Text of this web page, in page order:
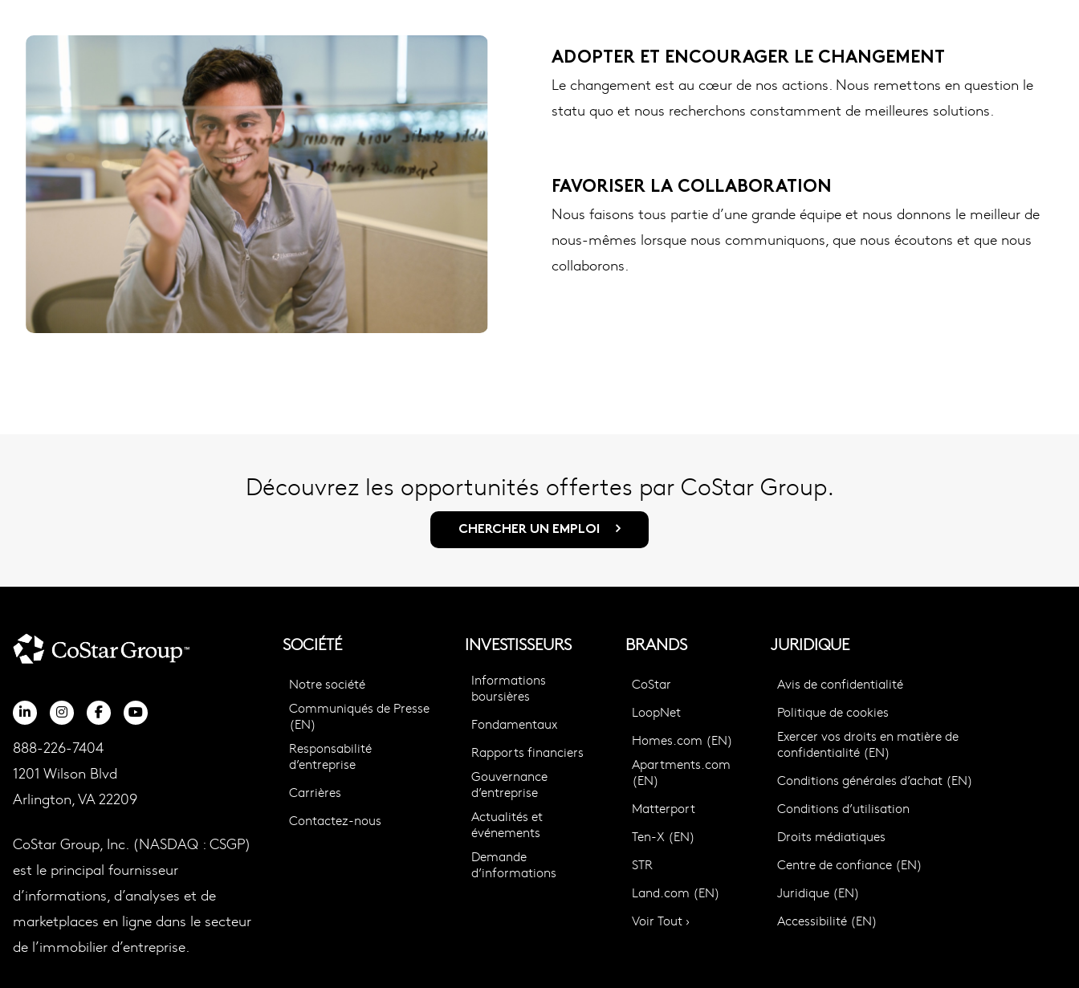
ADOPTER ET ENCOURAGER LE CHANGEMENT
Le changement est au cœur de nos actions. Nous remettons en question le
statu quo et nous recherchons constamment de meilleures solutions.
FAVORISER LA COLLABORATION
Nous faisons tous partie d’une grande équipe et nous donnons le meilleur de
nous-mêmes lorsque nous communiquons, que nous écoutons et que nous
collaborons.
Découvrez les opportunités offertes par CoStar Group.
CHERCHER UN EMPLOI
888-226-7404
1201 Wilson Blvd
Arlington, VA 22209
CoStar Group, Inc. (NASDAQ : CSGP)
est le principal fournisseur
d’informations, d’analyses et de
marketplaces en ligne dans le secteur
de l’immobilier d’entreprise.
SOCIÉTÉ
Notre société
Communiqués de Presse
(EN)
Responsabilité
d’entreprise
Carrières
Contactez-nous
INVESTISSEURS
Informations
boursières
Fondamentaux
Rapports financiers
Gouvernance
d’entreprise
Actualités et
événements
Demande
d’informations
BRANDS
CoStar
LoopNet
Homes.com (EN)
Apartments.com
(EN)
Matterport
Ten-X (EN)
STR
Land.com (EN)
Voir Tout ›
JURIDIQUE
Avis de confidentialité
Politique de cookies
Exercer vos droits en matière de
confidentialité (EN)
Conditions générales d’achat (EN)
Conditions d’utilisation
Droits médiatiques
Centre de confiance (EN)
Juridique (EN)
Accessibilité (EN)